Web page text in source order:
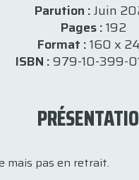
Parution :Juin
Pages :192
Format :160 x
ISBN :979-10-399-
mais pas en retrait.